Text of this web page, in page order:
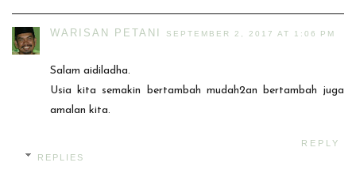
WARISAN PETANI SEPTEMBER 2, 2017 AT 1:06 PM
Salam aidiladha.
Usia kita semakin bertambah mudah2an bertambah juga
amalan kita.
REPLY
REPLIES